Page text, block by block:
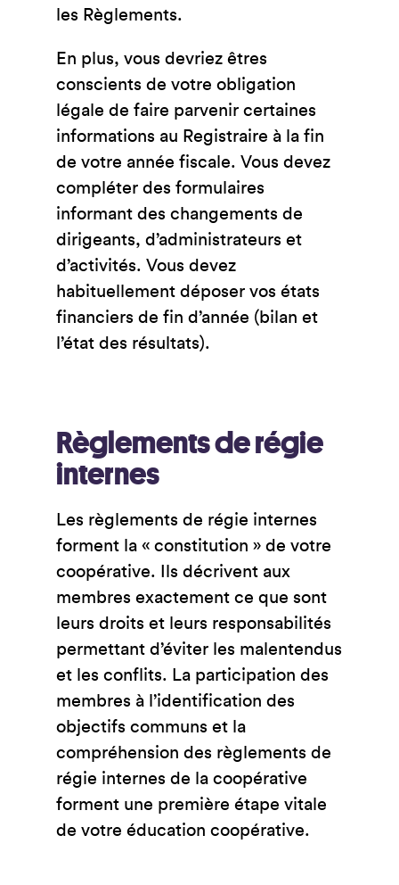
les Règlements.
En plus, vous devriez êtres
conscients de votre obligation
légale de faire parvenir certaines
informations au Registraire à la fin
de votre année fiscale. Vous devez
compléter des formulaires
informant des changements de
dirigeants, d’administrateurs et
d’activités. Vous devez
habituellement déposer vos états
financiers de fin d’année (bilan et
l’état des résultats).
Règlements de régie
internes
Les règlements de régie internes
forment la « constitution » de votre
coopérative. Ils décrivent aux
membres exactement ce que sont
leurs droits et leurs responsabilités
permettant d’éviter les malentendus
et les conflits. La participation des
membres à l’identification des
objectifs communs et la
compréhension des règlements de
régie internes de la coopérative
forment une première étape vitale
de votre éducation coopérative.